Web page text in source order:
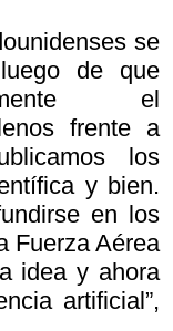
se
de que
el
frente a
los
y bien.
en los
Fuerza Aérea
idea y ahora
artificial”,